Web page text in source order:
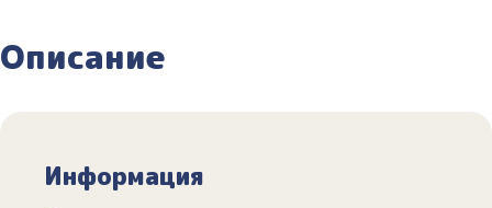
Описание
Информация